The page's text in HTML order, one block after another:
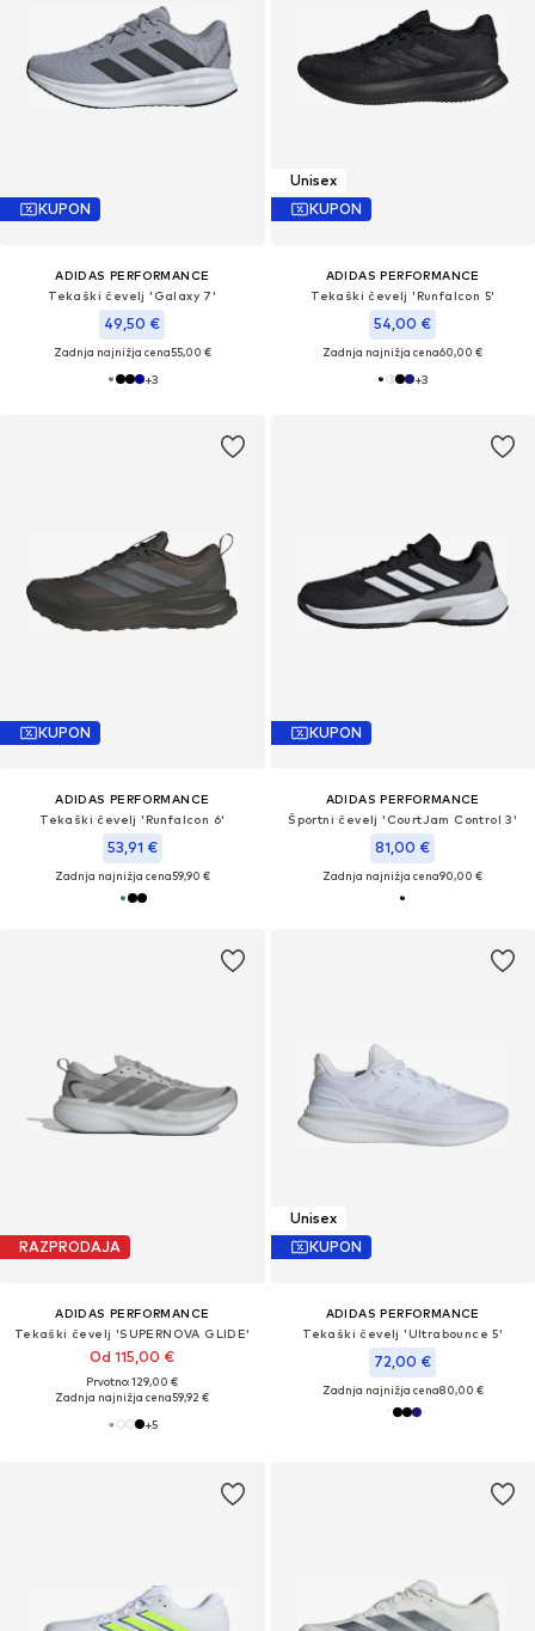
KUPON
ADIDAS PERFORMANCE
Tekaški čevelj 'Galaxy 7'
49,50 €
Zadnja najnižja cena55,00 €
+3
Unisex
KUPON
ADIDAS PERFORMANCE
Tekaški čevelj 'Runfalcon 5'
54,00 €
Zadnja najnižja cena60,00 €
+3
KUPON
ADIDAS PERFORMANCE
Tekaški čevelj 'Runfalcon 6'
53,91 €
Zadnja najnižja cena59,90 €
KUPON
ADIDAS PERFORMANCE
Športni čevelj 'CourtJam Control 3'
81,00 €
Zadnja najnižja cena90,00 €
RAZPRODAJA
ADIDAS PERFORMANCE
Tekaški čevelj 'SUPERNOVA GLIDE'
Od 115,00 €
Prvotno: 129,00 €
Zadnja najnižja cena59,92 €
+5
Unisex
KUPON
ADIDAS PERFORMANCE
Tekaški čevelj 'Ultrabounce 5'
72,00 €
Zadnja najnižja cena80,00 €